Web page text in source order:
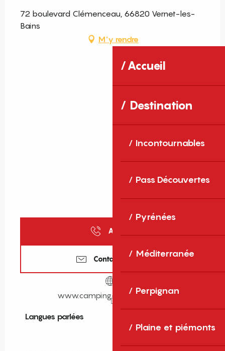
Accueil
Destination
Incontournables
Pass Découvertes
Pyrénées
Méditerranée
Perpignan
Plaine et piémonts
72 boulevard Clémenceau, 66820 Vernet-les-
Bains
M'y rendre
Appeler
Contactez-nous
www.camping-del-bosc.com
Langues parlées
Langues parlées